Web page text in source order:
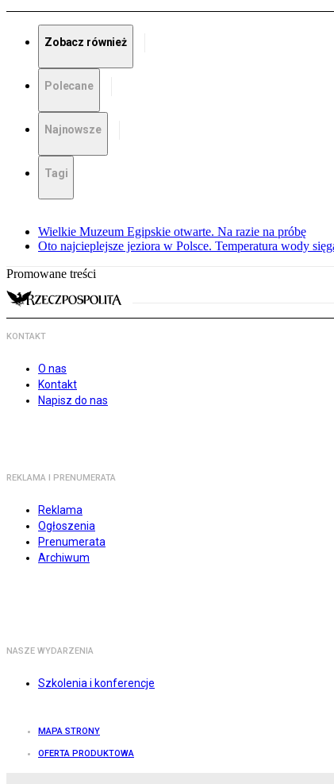
Zobacz również
Polecane
Najnowsze
Tagi
Wielkie Muzeum Egipskie otwarte. Na razie na próbę
Oto najcieplejsze jeziora w Polsce. Temperatura wody
Promowane treści
KONTAKT
O nas
Kontakt
Napisz do nas
REKLAMA I PRENUMERATA
Reklama
Ogłoszenia
Prenumerata
Archiwum
NASZE WYDARZENIA
Szkolenia i konferencje
MAPA STRONY
OFERTA PRODUKTOWA